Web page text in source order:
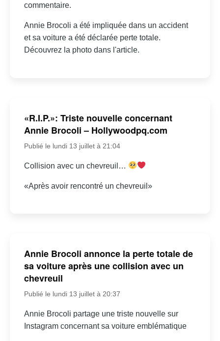
commentaire.
Annie Brocoli a été impliquée dans un accident
et sa voiture a été déclarée perte totale.
Découvrez la photo dans l'article.
«R.I.P.»: Triste nouvelle concernant
Annie Brocoli – Hollywoodpq.com
Publié le lundi 13 juillet à 21:04
Collision avec un chevreuil…
«Après avoir rencontré un chevreuil»
Annie Brocoli annonce la perte totale de
sa voiture après une collision avec un
chevreuil
Publié le lundi 13 juillet à 20:37
Annie Brocoli partage une triste nouvelle sur
Instagram concernant sa voiture emblématique